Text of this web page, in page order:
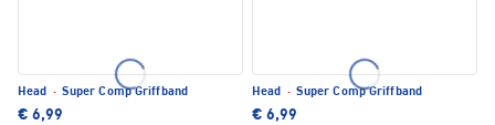
Head · Super Comp Griffband
€ 6,99
Head · Super Comp Griffband
€ 6,99